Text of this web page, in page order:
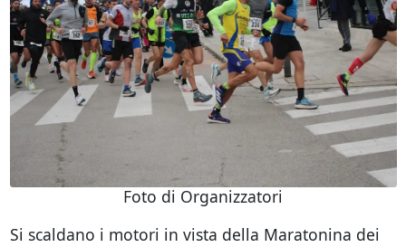
Foto di Organizzatori
Si scaldano i motori in vista della Maratonina dei